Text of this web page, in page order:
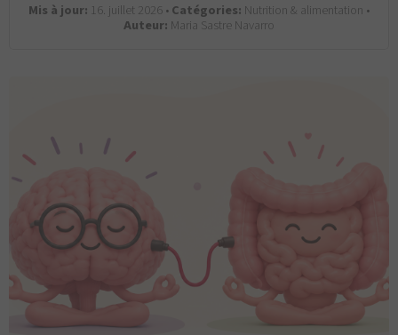
Mis à jour: 16. juillet 2026 •Catégories: Nutrition & alimentation •
Auteur: Maria Sastre Navarro